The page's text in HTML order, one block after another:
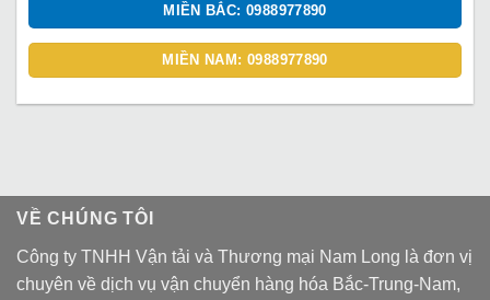
MIỀN BẮC: 0988977890
MIỀN NAM: 0988977890
VỀ CHÚNG TÔI
Công ty TNHH Vận tải và Thương mại Nam Long là đơn vị
chuyên về dịch vụ vận chuyển hàng hóa Bắc-Trung-Nam,